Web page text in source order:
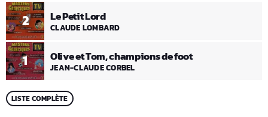
1 Olive et Tom, champions de foot
JEAN-CLAUDE CORBEL
2 Le Petit Lord
CLAUDE LOMBARD
LISTE COMPLÈTE